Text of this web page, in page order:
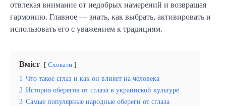
отвлекая внимание от недобрых намерений и возвращая
гармонию. Главное — знать, как выбрать, активировать и
использовать его с уважением к традициям.
Вміст Сховати
1 Что такое сглаз и как он влияет на человека
2 История оберегов от сглаза в украинской культуре
3 Самые популярные народные обереги от сглаза